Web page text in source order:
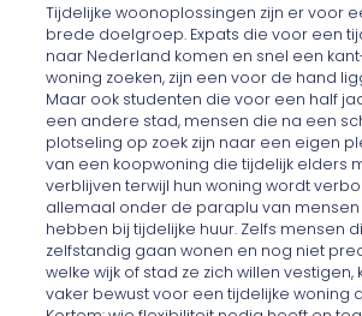
Tijdelijke woonoplossingen zijn er voor
brede doelgroep. Expats die voor een
naar Nederland komen en snel een
woning zoeken, zijn een voor de hand
Maar ook studenten die voor een half
een andere stad, mensen die na een
plotseling op zoek zijn naar een eigen
van een koopwoning die tijdelijk elders
verblijven terwijl hun woning wordt
allemaal onder de paraplu van
hebben bij tijdelijke huur. Zelfs mensen
zelfstandig gaan wonen en nog niet
welke wijk of stad ze zich willen vestigen,
vaker bewust voor een tijdelijke woning